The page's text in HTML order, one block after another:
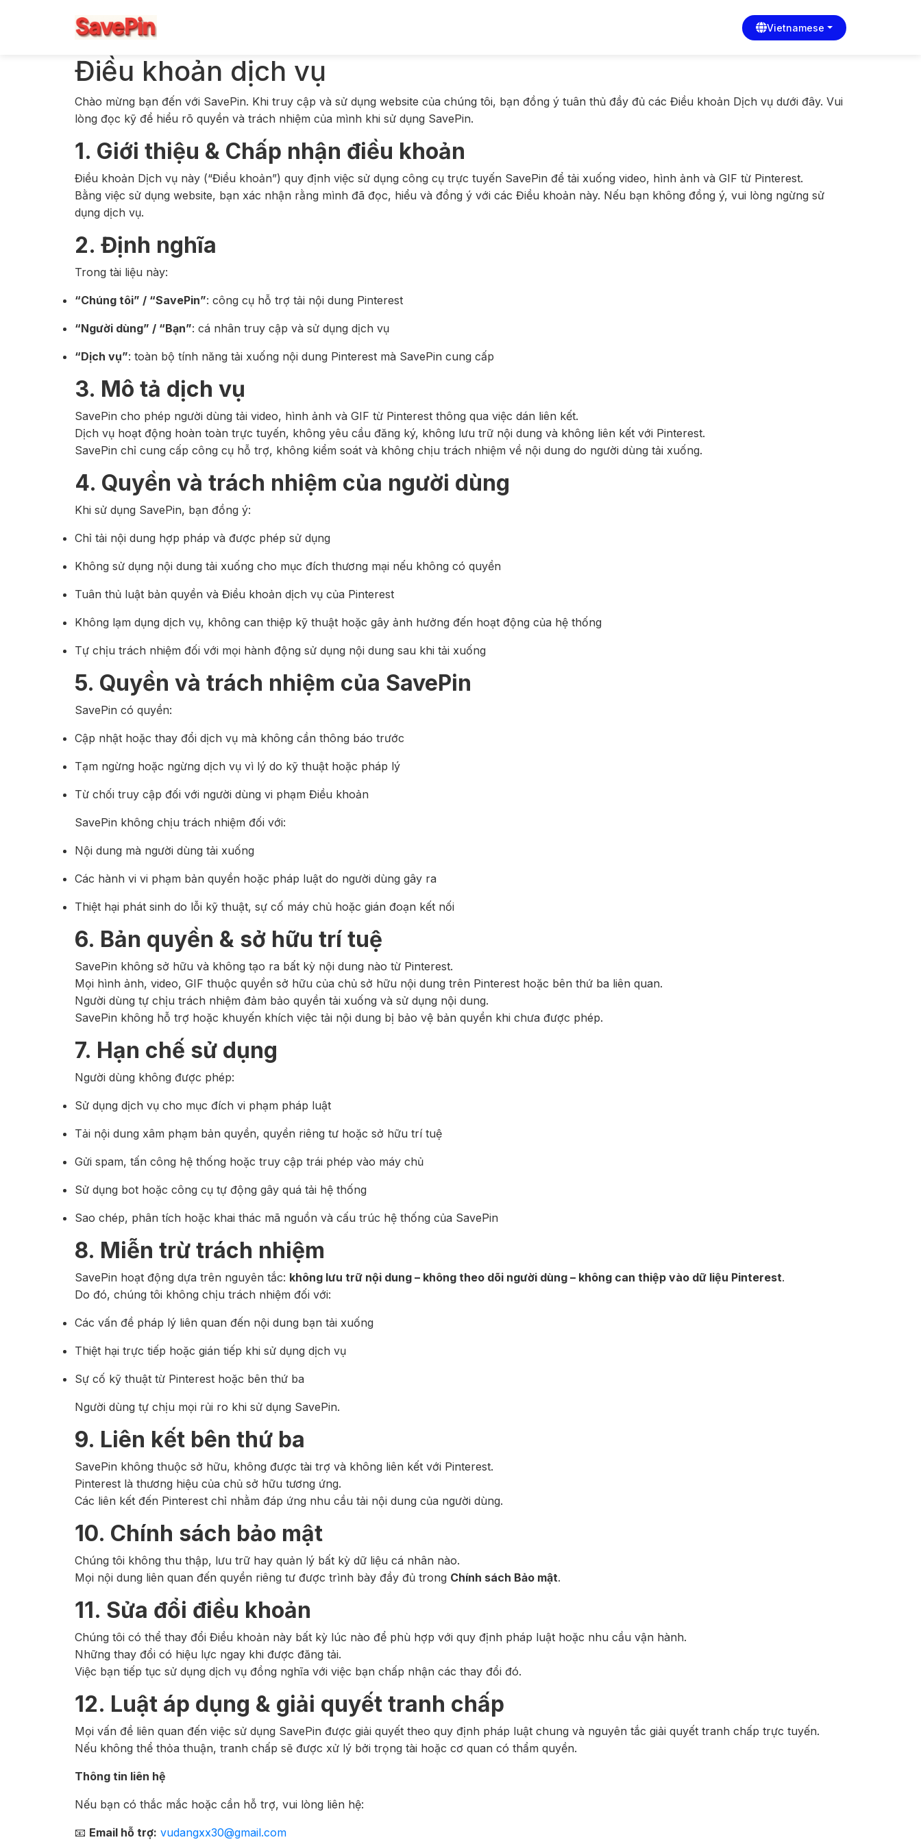
Vietnamese
Điều khoản dịch vụ
Chào mừng bạn đến với SavePin. Khi truy cập và sử dụng website của chúng tôi, bạn đồng ý tuân thủ đầy đủ các Điều khoản Dịch vụ dưới đây. Vui
lòng đọc kỹ để hiểu rõ quyền và trách nhiệm của mình khi sử dụng SavePin.
1. Giới thiệu & Chấp nhận điều khoản
Điều khoản Dịch vụ này (“Điều khoản”) quy định việc sử dụng công cụ trực tuyến SavePin để tải xuống video, hình ảnh và GIF từ Pinterest.
Bằng việc sử dụng website, bạn xác nhận rằng mình đã đọc, hiểu và đồng ý với các Điều khoản này. Nếu bạn không đồng ý, vui lòng ngừng sử
dụng dịch vụ.
2. Định nghĩa
Trong tài liệu này:
“Chúng tôi” / “SavePin”: công cụ hỗ trợ tải nội dung Pinterest
“Người dùng” / “Bạn”: cá nhân truy cập và sử dụng dịch vụ
“Dịch vụ”: toàn bộ tính năng tải xuống nội dung Pinterest mà SavePin cung cấp
3. Mô tả dịch vụ
SavePin cho phép người dùng tải video, hình ảnh và GIF từ Pinterest thông qua việc dán liên kết.
Dịch vụ hoạt động hoàn toàn trực tuyến, không yêu cầu đăng ký, không lưu trữ nội dung và không liên kết với Pinterest.
SavePin chỉ cung cấp công cụ hỗ trợ, không kiểm soát và không chịu trách nhiệm về nội dung do người dùng tải xuống.
4. Quyền và trách nhiệm của người dùng
Khi sử dụng SavePin, bạn đồng ý:
Chỉ tải nội dung hợp pháp và được phép sử dụng
Không sử dụng nội dung tải xuống cho mục đích thương mại nếu không có quyền
Tuân thủ luật bản quyền và Điều khoản dịch vụ của Pinterest
Không lạm dụng dịch vụ, không can thiệp kỹ thuật hoặc gây ảnh hưởng đến hoạt động của hệ thống
Tự chịu trách nhiệm đối với mọi hành động sử dụng nội dung sau khi tải xuống
5. Quyền và trách nhiệm của SavePin
SavePin có quyền:
Cập nhật hoặc thay đổi dịch vụ mà không cần thông báo trước
Tạm ngừng hoặc ngừng dịch vụ vì lý do kỹ thuật hoặc pháp lý
Từ chối truy cập đối với người dùng vi phạm Điều khoản
SavePin không chịu trách nhiệm đối với:
Nội dung mà người dùng tải xuống
Các hành vi vi phạm bản quyền hoặc pháp luật do người dùng gây ra
Thiệt hại phát sinh do lỗi kỹ thuật, sự cố máy chủ hoặc gián đoạn kết nối
6. Bản quyền & sở hữu trí tuệ
SavePin không sở hữu và không tạo ra bất kỳ nội dung nào từ Pinterest.
Mọi hình ảnh, video, GIF thuộc quyền sở hữu của chủ sở hữu nội dung trên Pinterest hoặc bên thứ ba liên quan.
Người dùng tự chịu trách nhiệm đảm bảo quyền tải xuống và sử dụng nội dung.
SavePin không hỗ trợ hoặc khuyến khích việc tải nội dung bị bảo vệ bản quyền khi chưa được phép.
7. Hạn chế sử dụng
Người dùng không được phép:
Sử dụng dịch vụ cho mục đích vi phạm pháp luật
Tải nội dung xâm phạm bản quyền, quyền riêng tư hoặc sở hữu trí tuệ
Gửi spam, tấn công hệ thống hoặc truy cập trái phép vào máy chủ
Sử dụng bot hoặc công cụ tự động gây quá tải hệ thống
Sao chép, phân tích hoặc khai thác mã nguồn và cấu trúc hệ thống của SavePin
8. Miễn trừ trách nhiệm
SavePin hoạt động dựa trên nguyên tắc: không lưu trữ nội dung – không theo dõi người dùng – không can thiệp vào dữ liệu Pinterest.
Do đó, chúng tôi không chịu trách nhiệm đối với:
Các vấn đề pháp lý liên quan đến nội dung bạn tải xuống
Thiệt hại trực tiếp hoặc gián tiếp khi sử dụng dịch vụ
Sự cố kỹ thuật từ Pinterest hoặc bên thứ ba
Người dùng tự chịu mọi rủi ro khi sử dụng SavePin.
9. Liên kết bên thứ ba
SavePin không thuộc sở hữu, không được tài trợ và không liên kết với Pinterest.
Pinterest là thương hiệu của chủ sở hữu tương ứng.
Các liên kết đến Pinterest chỉ nhằm đáp ứng nhu cầu tải nội dung của người dùng.
10. Chính sách bảo mật
Chúng tôi không thu thập, lưu trữ hay quản lý bất kỳ dữ liệu cá nhân nào.
Mọi nội dung liên quan đến quyền riêng tư được trình bày đầy đủ trong Chính sách Bảo mật.
11. Sửa đổi điều khoản
Chúng tôi có thể thay đổi Điều khoản này bất kỳ lúc nào để phù hợp với quy định pháp luật hoặc nhu cầu vận hành.
Những thay đổi có hiệu lực ngay khi được đăng tải.
Việc bạn tiếp tục sử dụng dịch vụ đồng nghĩa với việc bạn chấp nhận các thay đổi đó.
12. Luật áp dụng & giải quyết tranh chấp
Mọi vấn đề liên quan đến việc sử dụng SavePin được giải quyết theo quy định pháp luật chung và nguyên tắc giải quyết tranh chấp trực tuyến.
Nếu không thể thỏa thuận, tranh chấp sẽ được xử lý bởi trọng tài hoặc cơ quan có thẩm quyền.
Thông tin liên hệ
Nếu bạn có thắc mắc hoặc cần hỗ trợ, vui lòng liên hệ:
📧 Email hỗ trợ: vudangxx30@gmail.com